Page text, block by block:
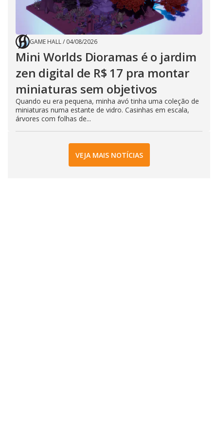
GAME HALL/ 04/08/2026
Mini Worlds Dioramas é o jardim
zen digital de R$ 17 pra montar
miniaturas sem objetivos
Quando eu era pequena, minha avó tinha uma coleção de
miniaturas numa estante de vidro. Casinhas em escala,
árvores com folhas de...
VEJA MAIS NOTÍCIAS